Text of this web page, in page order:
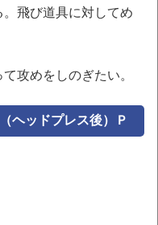
飛び道具に対してめ
攻めをしのぎたい。
ヘッドプレス後）Ｐ